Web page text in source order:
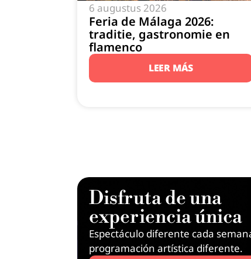
6 augustus 2026
Feria de Málaga 2026:
traditie, gastronomie en
flamenco
LEER MÁS
Disfruta de una
experiencia única
Espectáculo diferente cada
programación artística diferente.